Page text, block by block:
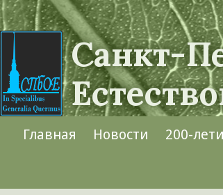
Close search
Search
Санкт-
Main navigation
Главная Новости 200-